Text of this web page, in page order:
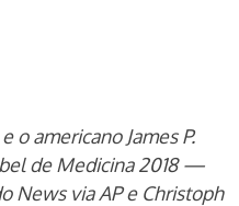
o americano James P.
de Medicina 2018 —
News via AP e Christoph